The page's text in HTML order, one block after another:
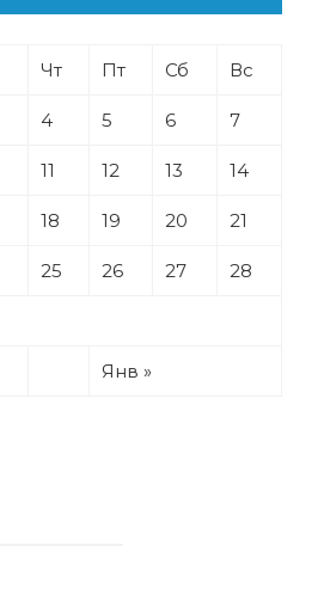
Чт Пт Сб Вс
Янв »
4 5 6 7
11 12 13 14
18 19 20 21
25 26 27 28